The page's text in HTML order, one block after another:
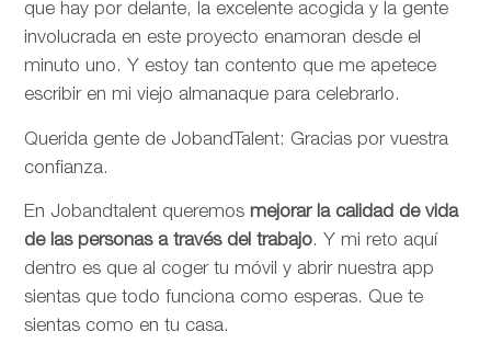
que hay por delante, la excelente acogida y la gente
involucrada en este proyecto enamoran desde el
minuto uno. Y estoy tan contento que me apetece
escribir en mi viejo almanaque para celebrarlo.
Querida gente de JobandTalent: Gracias por vuestra
confianza.
En Jobandtalent queremos mejorar la calidad de vida
de las personas a través del trabajo. Y mi reto aquí
dentro es que al coger tu móvil y abrir nuestra app
sientas que todo funciona como esperas. Que te
sientas como en tu casa.